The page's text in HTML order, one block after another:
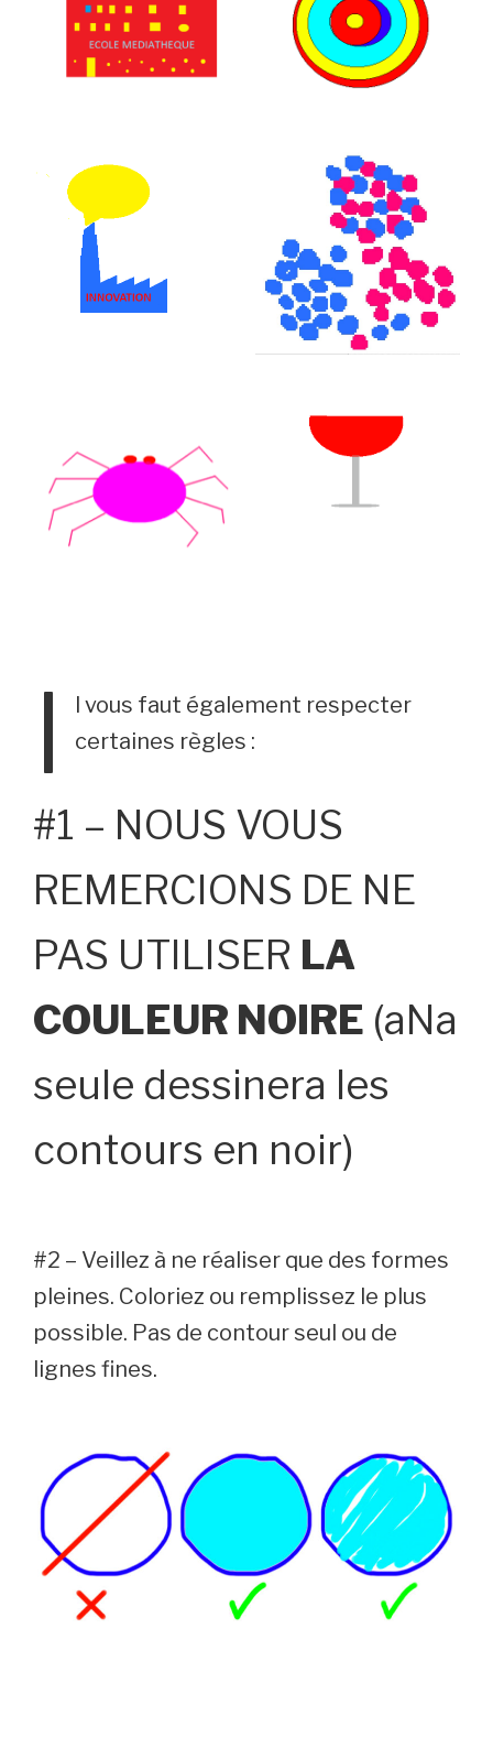
I
l vous faut également respecter
certaines règles :
#1 – NOUS VOUS
REMERCIONS DE NE
PAS UTILISER LA
COULEUR NOIRE (aNa
seule dessinera les
contours en noir)
#2 – Veillez à ne réaliser que des formes
pleines. Coloriez ou remplissez le plus
possible. Pas de contour seul ou de
lignes fines.